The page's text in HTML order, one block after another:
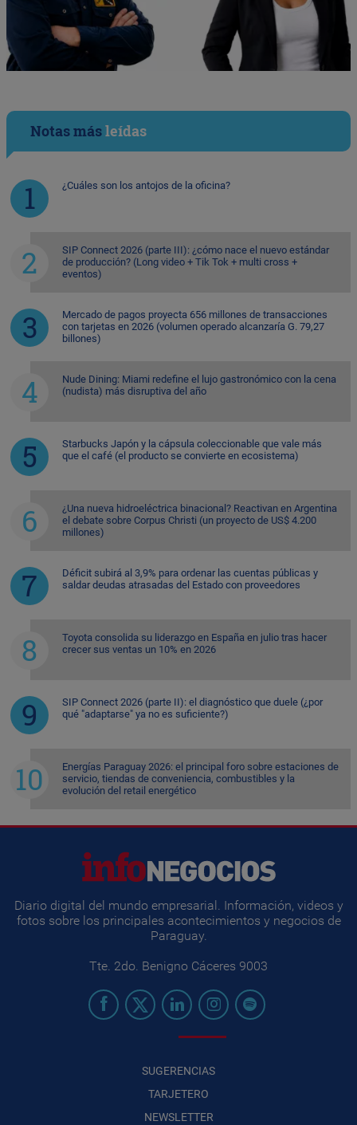
Notas másleídas
¿Cuáles son los antojos de la oficina?
SIP Connect 2026 (parte III): ¿cómo nace el nuevo estándar
de producción? (Long video + Tik Tok + multi cross +
eventos)
Mercado de pagos proyecta 656 millones de transacciones
con tarjetas en 2026 (volumen operado alcanzaría G. 79,27
billones)
Nude Dining: Miami redefine el lujo gastronómico con la cena
(nudista) más disruptiva del año
Starbucks Japón y la cápsula coleccionable que vale más
que el café (el producto se convierte en ecosistema)
¿Una nueva hidroeléctrica binacional? Reactivan en Argentina
el debate sobre Corpus Christi (un proyecto de US$ 4.200
millones)
Déficit subirá al 3,9% para ordenar las cuentas públicas y
saldar deudas atrasadas del Estado con proveedores
Toyota consolida su liderazgo en España en julio tras hacer
crecer sus ventas un 10% en 2026
SIP Connect 2026 (parte II): el diagnóstico que duele (¿por
qué "adaptarse" ya no es suficiente?)
Energías Paraguay 2026: el principal foro sobre estaciones de
servicio, tiendas de conveniencia, combustibles y la
evolución del retail energético
Diario digital del mundo empresarial. Información, videos y
fotos sobre los principales acontecimientos y negocios de
Paraguay.
Tte. 2do. Benigno Cáceres 9003
SUGERENCIAS
TARJETERO
NEWSLETTER